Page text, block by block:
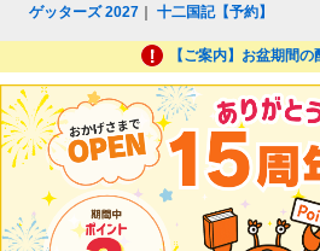
ゲッターズ 2027 ｜十二国記【予約】
【ご案内】お盆期間